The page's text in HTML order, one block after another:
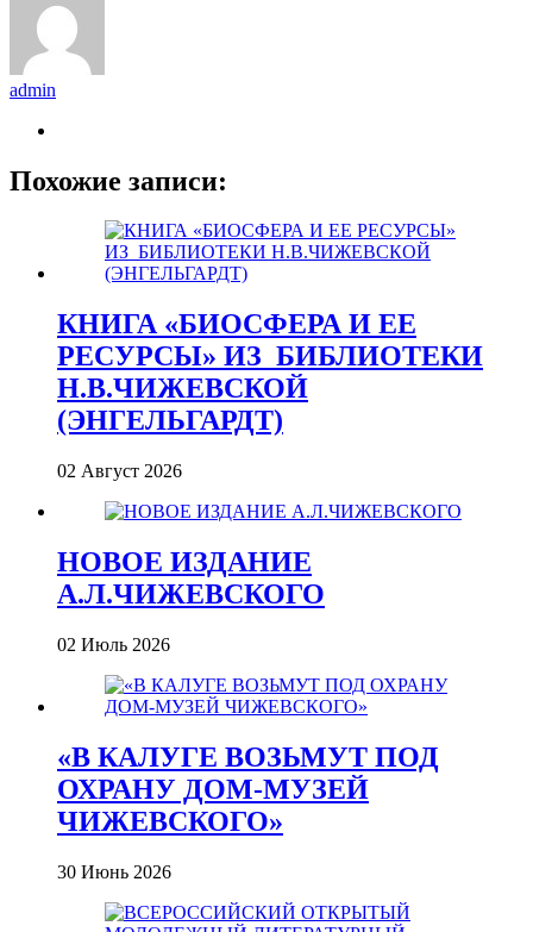
admin
Похожие записи:
КНИГА «БИОСФЕРА И ЕЕ
РЕСУРСЫ» ИЗ_БИБЛИОТЕКИ
Н.В.ЧИЖЕВСКОЙ
(ЭНГЕЛЬГАРДТ)
02 Август 2026
НОВОЕ ИЗДАНИЕ
А.Л.ЧИЖЕВСКОГО
02 Июль 2026
«В КАЛУГЕ ВОЗЬМУТ ПОД
ОХРАНУ ДОМ-МУЗЕЙ
ЧИЖЕВСКОГО»
30 Июнь 2026